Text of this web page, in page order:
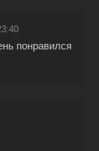
понравился